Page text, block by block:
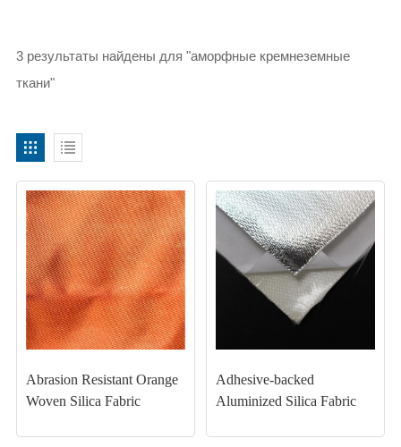
3 результаты найдены для "аморфные кремнеземные
ткани"
Abrasion Resistant Orange
Woven Silica Fabric
Adhesive-backed
Aluminized Silica Fabric